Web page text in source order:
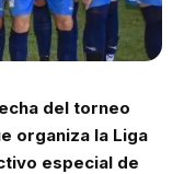
del torneo
organiza la Liga
especial de